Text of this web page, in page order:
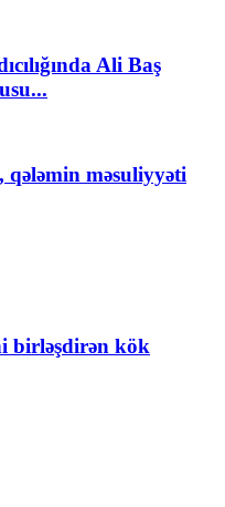
Ali Baş
qələmin məsuliyyəti
birləşdirən kök